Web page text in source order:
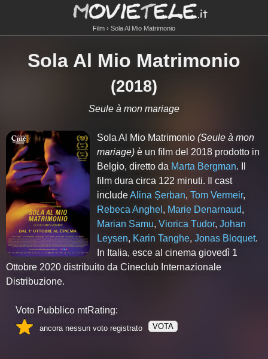
Film Sola Al Mio Matrimonio
Sola Al Mio Matrimonio
(2018)
Seule à mon mariage
Sola Al Mio Matrimonio(Seule à mon
mariage) è un film del 2018 prodotto in
Belgio, diretto da Marta Bergman. Il
film dura circa 122 minuti. Il cast
includeAlina Șerban,Tom Vermeir,
Rebeca Anghel , Marie Denarnaud,
Marian Samu,Viorica Tudor,Johan
Leysen, Karin Tanghe,Jonas Bloquet.
In Italia, esce al cinema giovedì 1
Ottobre 2020 distribuito da Cineclub Internazionale
Distribuzione.
Voto Pubblico mtRating:
ancora nessun voto registrato VOTA